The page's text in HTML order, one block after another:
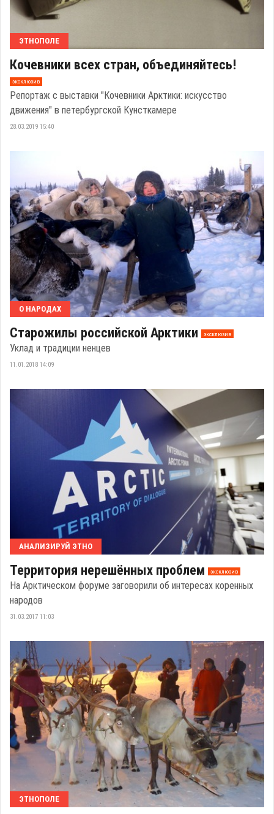
ЭТНОПОЛЕ
Кочевники всех стран, объединяйтесь!
эксклюзив
Репортаж с выставки "Кочевники Арктики: искусство
движения" в петербургской Кунсткамере
28.03.2019 15:40
О НАРОДАХ
Старожилы российской Арктики эксклюзив
Уклад и традиции ненцев
11.01.2018 14:09
АНАЛИЗИРУЙ ЭТНО
Территория нерешённых проблем эксклюзив
На Арктическом форуме заговорили об интересах коренных
народов
31.03.2017 11:03
ЭТНОПОЛЕ